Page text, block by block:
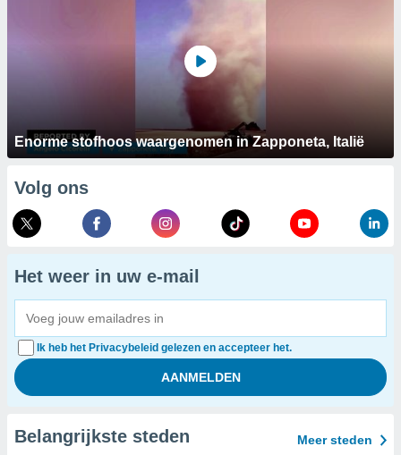
Enorme stofhoos waargenomen in Zapponeta, Italië
Volg ons
Het weer in uw e-mail
Ik heb het Privacybeleid gelezen en accepteer het.
Belangrijkste steden Meer steden